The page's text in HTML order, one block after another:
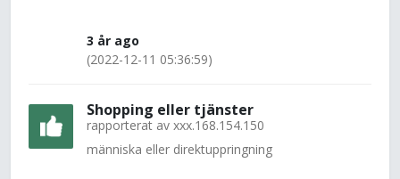
3 år ago
(2022-12-11 05:36:59)
Shopping eller tjänster
rapporterat av xxx.168.154.150
människa eller direktuppringning